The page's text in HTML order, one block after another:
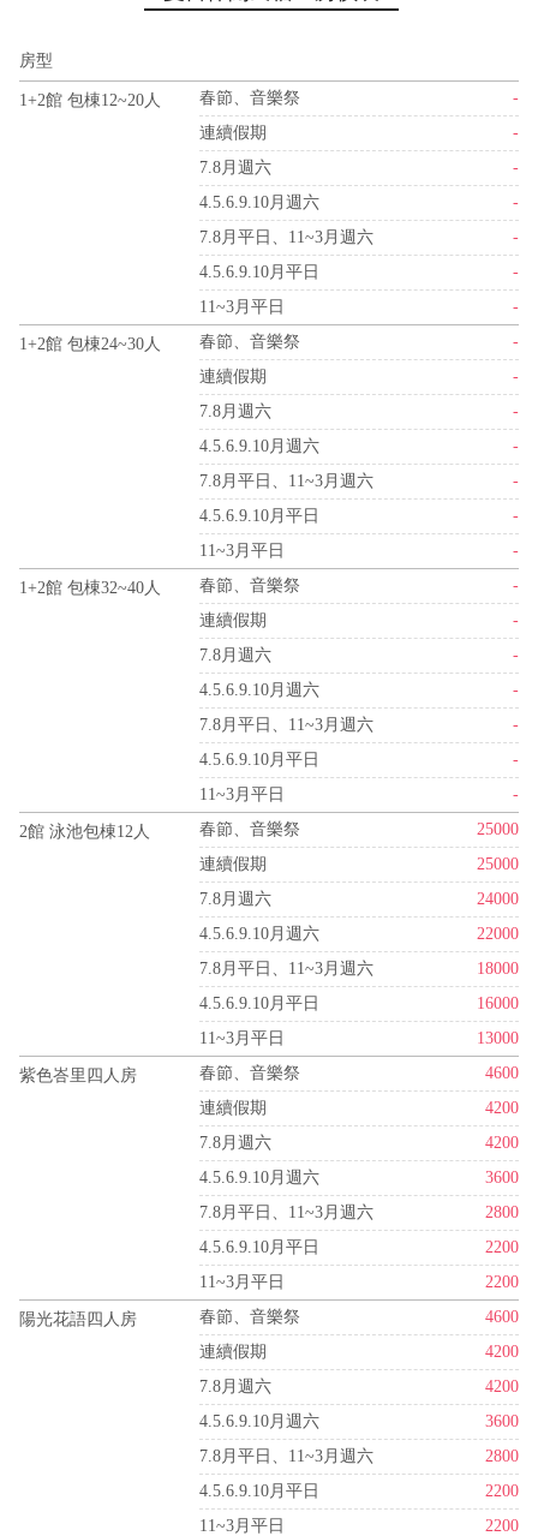
房型
1+2館 包棟12~20人 春節、音樂祭
-
連續假期
-
7.8月週六
-
4.5.6.9.10月週六
-
7.8月平日、11~3月週六
-
4.5.6.9.10月平日
-
11~3月平日
-
1+2館 包棟24~30人 春節、音樂祭
-
連續假期
-
7.8月週六
-
4.5.6.9.10月週六
-
7.8月平日、11~3月週六
-
4.5.6.9.10月平日
-
11~3月平日
-
1+2館 包棟32~40人 春節、音樂祭
-
連續假期
-
7.8月週六
-
4.5.6.9.10月週六
-
7.8月平日、11~3月週六
-
4.5.6.9.10月平日
-
11~3月平日
-
2館 泳池包棟12人 春節、音樂祭
25000
連續假期
25000
7.8月週六
24000
4.5.6.9.10月週六
22000
7.8月平日、11~3月週六
18000
4.5.6.9.10月平日
16000
11~3月平日
13000
紫色峇里四人房 春節、音樂祭
4600
連續假期
4200
7.8月週六
4200
4.5.6.9.10月週六
3600
7.8月平日、11~3月週六
2800
4.5.6.9.10月平日
2200
11~3月平日
2200
陽光花語四人房 春節、音樂祭
4600
連續假期
4200
7.8月週六
4200
4.5.6.9.10月週六
3600
7.8月平日、11~3月週六
2800
4.5.6.9.10月平日
2200
11~3月平日
2200